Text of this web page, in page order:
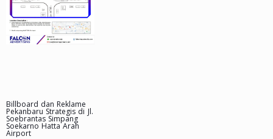
Billboard dan Reklame
Pekanbaru Strategis di Jl.
Soebrantas Simpang
Soekarno Hatta Arah
Airport